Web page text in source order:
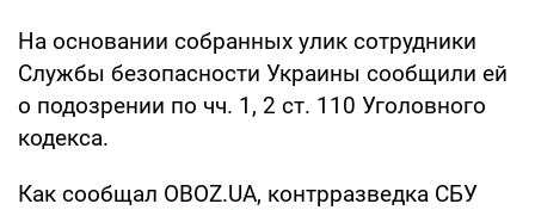
На основании собранных улик сотрудники
Службы безопасности Украины сообщили ей
о подозрении по чч. 1, 2 ст. 110 Уголовного
кодекса.
Как сообщал OBOZ.UA, контрразведка СБУ